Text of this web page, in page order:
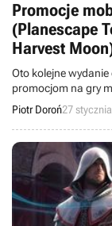
Promocje
(Planescape
Harvest
Oto kolejne
promocjom na gry
o przecenach takich
Harvest Moon:
Oddworld: New 'N'
Piotr Doroń27